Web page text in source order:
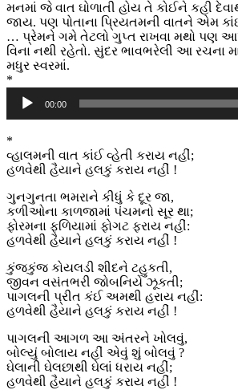
મનમાં જે વાત ઘોળાતી હોય તે કોઈને કહી
જાય. પણ પોતાના પ્રિયતમની વાતને એમ
… પ્રેમને ગમે તેટલો ગુપ્ત રાખવા મથો પણ
વિના નથી રહેતો. સુંદર ભાવભરેલી આ રચના
મધુર સ્વરમાં.
*
Audio
Player
00:00
*
વ્હાલમની વાત કાંઈ વ્હેતી કરાય નહીં;
હળવેથી હૈયાને હલકું કરાય નહીં !
ગુનગુનતા ભમરાને કીધું કે દૂર જા,
કળીઓના કાળજામાં પંચમનો સૂર થા;
ફોરમના ફળિયામાં ફોગટ ફરાય નહીં:
હળવેથી હૈયાને હલકું કરાય નહીં !
કુંજકુંજ કોયલડી શીદને ટહુકતી,
જીવન વસંતભરી જોબનિયે ઝૂકતી;
પાગલની પ્રીત કંઈ અમથી હરાય નહીં:
હળવેથી હૈયાને હલકું કરાય નહીં !
પાગલની આગળ આ અંતરને ખોલવું,
બોલ્યું બોલાય નહીં એવું શું બોલવું ?
ઘેલાની ઘેલછાથી ઘેલાં ધરાય નહીં;
હળવેથી હૈયાને હલકું કરાય નહીં !